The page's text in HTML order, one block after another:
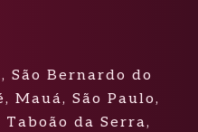
São Bernardo do
Mauá, São Paulo,
Taboão da Serra,